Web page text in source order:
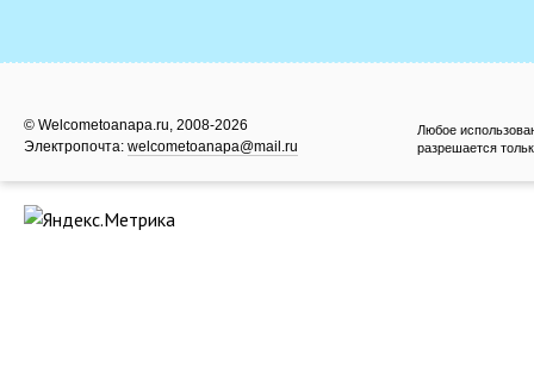
© Welcometoanapa.ru, 2008-2026
Электропочта: welcometoanapa@mail.ru
Любое
разрешается